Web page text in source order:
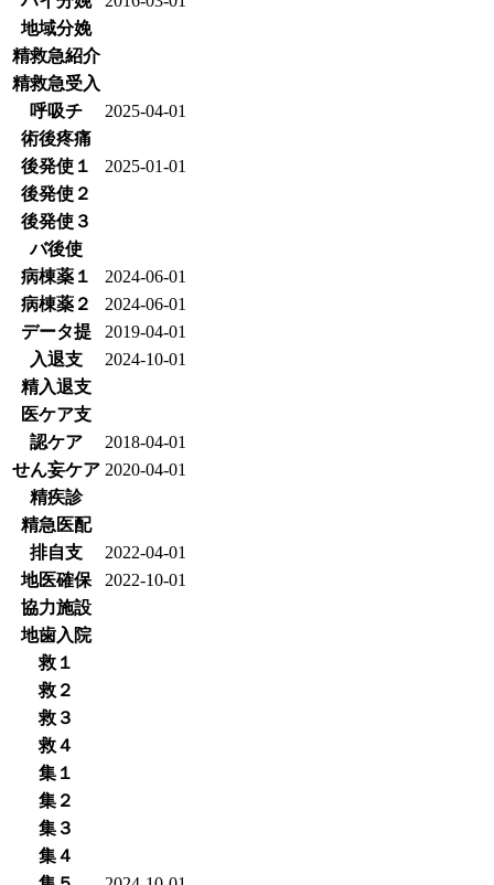
地域分娩
精救急紹介
精救急受入
呼吸チ
2025-04-01
術後疼痛
後発使１
2025-01-01
後発使２
後発使３
バ後使
病棟薬１
2024-06-01
病棟薬２
2024-06-01
データ提
2019-04-01
入退支
2024-10-01
精入退支
医ケア支
認ケア
2018-04-01
せん妄ケア 2020-04-01
精疾診
精急医配
排自支
2022-04-01
地医確保
2022-10-01
協力施設
地歯入院
救１
救２
救３
救４
集１
集２
集３
集４